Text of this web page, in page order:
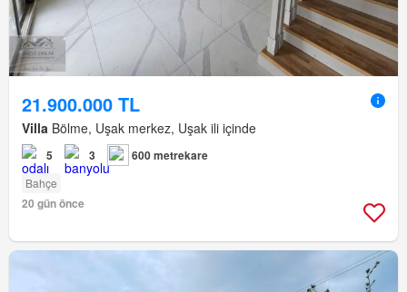
21.900.000 TL
Villa Bölme, Uşak merkez, Uşak ili içinde
5 3 600 metrekare
Bahçe
20 gün önce